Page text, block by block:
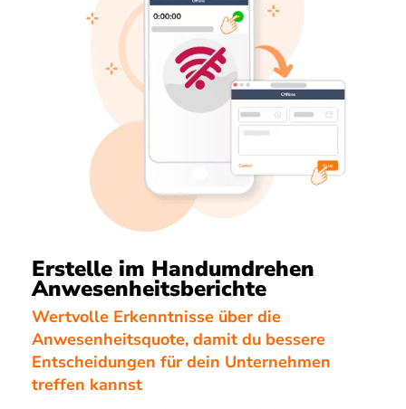
Erstelle im Handumdrehen
Anwesenheitsberichte
Wertvolle Erkenntnisse über die
Anwesenheitsquote, damit du bessere
Entscheidungen für dein Unternehmen
treffen kannst